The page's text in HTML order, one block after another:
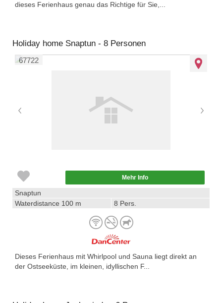
dieses Ferienhaus genau das Richtige für Sie,...
Holiday home Snaptun - 8 Personen
67722
Mehr Info
Snaptun
Waterdistance 100 m
8 Pers.
Dieses Ferienhaus mit Whirlpool und Sauna liegt direkt an
der Ostseeküste, im kleinen, idyllischen F...